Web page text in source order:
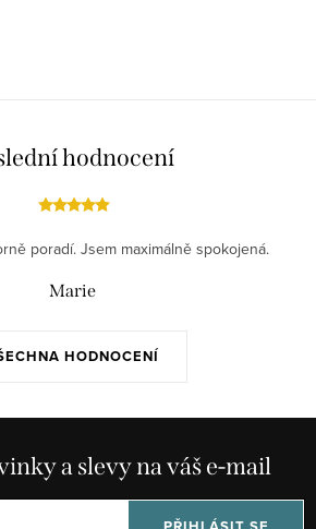
hodnocení
HODNOCENÍ
poradí. Jsem maximálně spokojená.
Marie
a slevy na váš e-mail